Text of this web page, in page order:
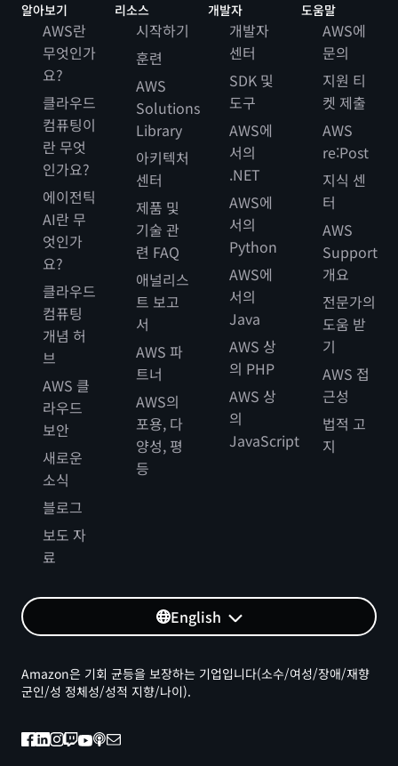
알아보기
AWS란
무엇인가
요?
클라우드
컴퓨팅이
란 무엇
인가요?
에이전틱
AI란 무
엇인가
요?
클라우드
컴퓨팅
개념 허
브
AWS 클
라우드
보안
새로운
소식
블로그
보도 자
료
리소스
시작하기
훈련
AWS
Solutions
Library
아키텍처
센터
제품 및
기술 관
련 FAQ
애널리스
트 보고
서
AWS 파
트너
AWS의
포용, 다
양성, 평
등
개발자
개발자
센터
SDK 및
도구
AWS에
서의
.NET
AWS에
서의
Python
AWS에
서의
Java
AWS 상
의 PHP
AWS 상
의
JavaScript
도움말
AWS에
문의
지원 티
켓 제출
AWS
re:Post
지식 센
터
AWS
Support
개요
전문가의
도움 받
기
AWS 접
근성
법적 고
지
English
Amazon은 기회 균등을 보장하는 기업입니다(소수/여성/장애/재향
군인/성 정체성/성적 지향/나이).